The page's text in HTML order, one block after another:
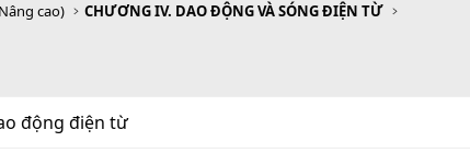
cao) CHƯƠNG IV. DAO ĐỘNG VÀ SÓNG ĐIỆN TỪ
động điện từ